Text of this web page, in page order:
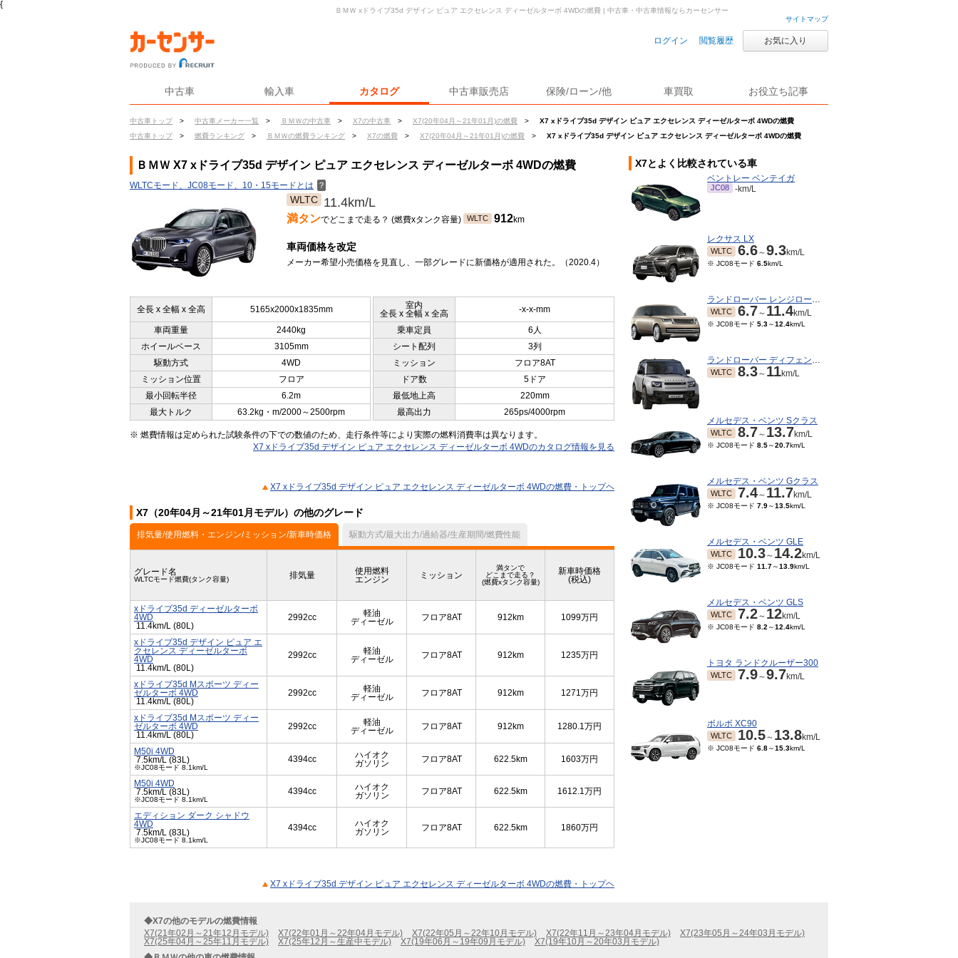
{
サイトマップ
ログイン 閲覧履歴 お気に入り
中古車 輸入車 カタログ 中古車販売店 保険/ローン/他 車買取 お役立ち記事
中古車トップ > 中古車メーカー一覧 > ＢＭＷの中古車 > X7の中古車 > X7(20年04月～21年01月)の燃費 >
X7 xドライブ35d デザイン ピュア エクセレンス ディーゼルターボ 4WDの燃費
中古車トップ
> 燃費ランキング > ＢＭＷの燃費ランキング > X7の燃費 > X7(20年04月～21年01月)の燃費 > X7 xドライブ35d デザイン ピュア エクセレンス ディーゼルターボ 4WDの燃費
ＢＭＷ xドライブ35d デザイン ピュア エクセレンス ディーゼルターボ 4WDの燃費 | 中古車・中古車情報ならカーセンサー
ＢＭＷ X7 xドライブ35d デザイン ピュア エクセレンス ディーゼルターボ 4WDの燃費
WLTCモード、JC08モード、10・15モードとは ？
WLTC 11.4km/L
満タンでどこまで走る？ (燃費xタンク容量) WLTC 912km
車両価格を改定
メーカー希望小売価格を見直し、一部グレードに新価格が適用された。（2020.4）
全長 x 全幅 x 全高 5165x2000x1835mm
室内
全長 x 全幅 x 全高
-x-x-mm
車両重量 2440kg 乗車定員
6人
ホイールベース
3105mm シート配列
3列
駆動方式
4WD ミッション
フロア8AT
ミッション位置
フロア ドア数
5ドア
最小回転半径
6.2m 最低地上高
220mm
最大トルク
63.2kg・m/2000～2500rpm 最高出力 265ps/4000rpm
※ 燃費情報は定められた試験条件の下での数値のため、走行条件等により実際の燃料消費率は異なります。
X7 xドライブ35d デザイン ピュア エクセレンス ディーゼルターボ 4WDのカタログ情報を見る
X7 xドライブ35d デザイン ピュア エクセレンス ディーゼルターボ 4WDの燃費・トップヘ
X7（20年04月～21年01月モデル）の他のグレード
排気量/使用燃料・エンジン/ミッション/新車時価格 駆動方式/最大出力/過給器/生産期間/燃費性能
グレード名
WLTCモード燃費(タンク容量) 排気量
使用燃料
エンジン
ミッション
満タンで
どこまで走る？
(燃費xタンク容量)
新車時価格
(税込)
xドライブ35d ディーゼルターボ
4WD
11.4km/L (80L)
2992cc
軽油
ディーゼル
フロア8AT 912km 1099万円
xドライブ35d デザイン ピュア エ
クセレンス ディーゼルターボ
4WD
11.4km/L (80L)
2992cc
軽油
ディーゼル
フロア8AT 912km 1235万円
xドライブ35d Mスポーツ ディー
ゼルターボ 4WD
11.4km/L (80L)
2992cc
軽油
ディーゼル
フロア8AT 912km 1271万円
xドライブ35d Mスポーツ ディー
ゼルターボ 4WD
11.4km/L (80L)
2992cc
軽油
ディーゼル
フロア8AT 912km 1280.1万円
M50i 4WD
7.5km/L (83L)
※JC08モード 8.1km/L
4394cc
ハイオク
ガソリン
フロア8AT 622.5km 1603万円
M50i 4WD
7.5km/L (83L)
※JC08モード 8.1km/L
4394cc
ハイオク
ガソリン
フロア8AT 622.5km 1612.1万円
エディション ダーク シャドウ
4WD
7.5km/L (83L)
※JC08モード 8.1km/L
4394cc
ハイオク
ガソリン
フロア8AT 622.5km 1860万円
X7 xドライブ35d デザイン ピュア エクセレンス ディーゼルターボ 4WDの燃費・トップヘ
X7とよく比較されている車
ベントレー ベンテイガ
JC08 -km/L
レクサス LX
WLTC 6.6～9.3km/L
※ JC08モード 6.5km/L
ランドローバー レンジローバー
WLTC 6.7～ 11.4km/L
※ JC08モード 5.3～12.4km/L
ランドローバー ディフェンダー
WLTC 8.3～ 11km/L
メルセデス・ベンツ Sクラス
WLTC 8.7～ 13.7km/L
※ JC08モード 8.5～20.7km/L
メルセデス・ベンツ Gクラス
WLTC 7.4～ 11.7km/L
※ JC08モード 7.9～13.5km/L
メルセデス・ベンツ GLE
WLTC 10.3～ 14.2km/L
※ JC08モード 11.7～13.9km/L
メルセデス・ベンツ GLS
WLTC 7.2～ 12km/L
※ JC08モード 8.2 ～12.4km/L
トヨタ ランドクルーザー300
WLTC 7.9～9.7km/L
ボルボ XC90
WLTC 10.5～ 13.8km/L
※ JC08モード 6.8～15.3km/L
◆X7の他のモデルの燃費情報
X7(21年02月～21年12月モデル)
X7(22年01月～22年04月モデル) X7(22年05月～22年10月モデル) X7(22年11月～23年04月モデル)
X7(23年05月～24年03月モデル)
X7(25年04月～25年11月モデル)
X7(25年12月～生産中モデル) X7(19年06月～19年09月モデル)
X7(19年10月～20年03月モデル)